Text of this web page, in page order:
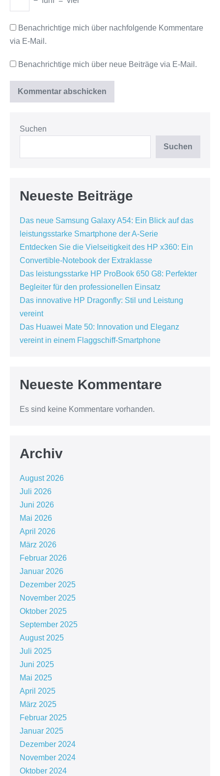
Benachrichtige mich über nachfolgende Kommentare
via E-Mail.
Benachrichtige mich über neue Beiträge via E-Mail.
Suchen
Suchen
Neueste Beiträge
Das neue Samsung Galaxy A54: Ein Blick auf das
leistungsstarke Smartphone der A-Serie
Entdecken Sie die Vielseitigkeit des HP x360: Ein
Convertible-Notebook der Extraklasse
Das leistungsstarke HP ProBook 650 G8: Perfekter
Begleiter für den professionellen Einsatz
Das innovative HP Dragonfly: Stil und Leistung
vereint
Das Huawei Mate 50: Innovation und Eleganz
vereint in einem Flaggschiff-Smartphone
Neueste Kommentare
Es sind keine Kommentare vorhanden.
Archiv
August 2026
Juli 2026
Juni 2026
Mai 2026
April 2026
März 2026
Februar 2026
Januar 2026
Dezember 2025
November 2025
Oktober 2025
September 2025
August 2025
Juli 2025
Juni 2025
Mai 2025
April 2025
März 2025
Februar 2025
Januar 2025
Dezember 2024
November 2024
Oktober 2024